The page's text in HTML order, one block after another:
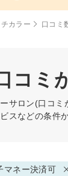
チカラー 口コミ
コミ
サロン(口コミ
スなどの条件
マネー決済可